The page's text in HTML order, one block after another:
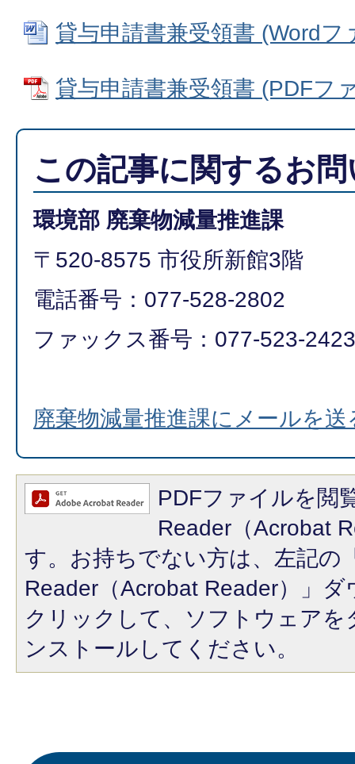
貸与申請書兼受領書 (Word
貸与申請書兼受領書 (PDFフ
この記事に関するお
環境部 廃棄物減量推進課
〒520-8575 市役所新館3階
電話番号：077-528-2802
ファックス番号：077-523-2423
廃棄物減量推進課にメールを送
PDFファイルを閲
Reader（Acrobat
す。お持ちでない方は、左記の
Reader（Acrobat Reader）」
クリックして、ソフトウェア
ンストールしてください。